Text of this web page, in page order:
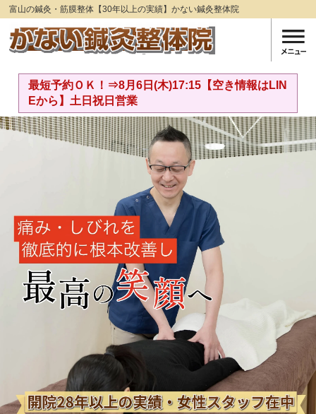
富山の鍼灸・筋膜整体【30年以上の実績】かない鍼灸整体院
最短予約ＯＫ！⇒8月6日(木)17:15【空き情報はLIN
Eから】土日祝日営業